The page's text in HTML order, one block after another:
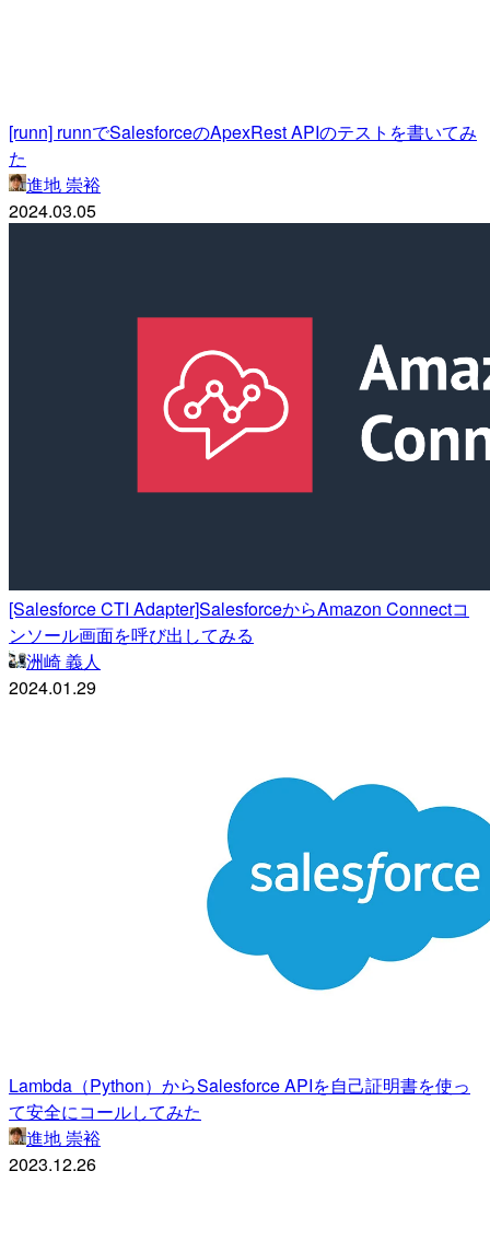
[runn] runnでSalesforceのApexRest APIのテストを書いてみ
た
進地 崇裕
2024.03.05
[Salesforce CTI Adapter]SalesforceからAmazon Connectコ
ンソール画面を呼び出してみる
洲崎 義人
2024.01.29
Lambda（Python）からSalesforce APIを自己証明書を使っ
て安全にコールしてみた
進地 崇裕
2023.12.26